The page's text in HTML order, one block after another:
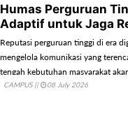
Humas Perguruan
Adaptif untuk Jaga
Reputasi perguruan tinggi di era
mengelola komunikasi yang
tengah kebutuhan masyarakat
CAMPUS|| 08 July 2026